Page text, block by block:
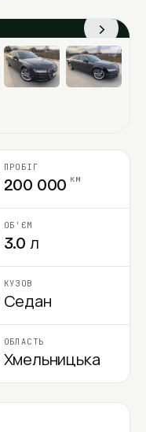
›
ПРОБІГ
200 000 км
ОБ'ЄМ
3.0 л
КУЗОВ
Седан
ОБЛАСТЬ
Хмельницька